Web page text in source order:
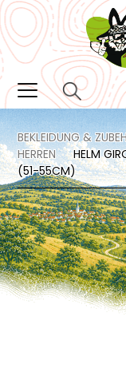
BEKLEIDUNG &
HERREN
HELM
51-55CM)